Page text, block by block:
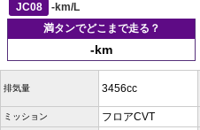
JC08
-km/L
満タンでどこまで走る？
-km
排気量 3456cc
ミッション フロアCVT